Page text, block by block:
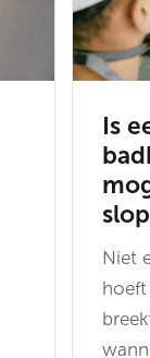
Is
Niet